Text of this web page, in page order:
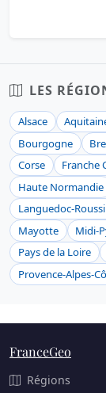
LES
Alsace
Bourgogne
Corse
Franche
Haute Normandie
Languedoc-
Mayotte
Midi-
Pays de la Loire
Provence-Alpes-
FranceGeo
Régions